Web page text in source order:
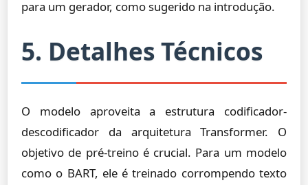
para um gerador, como sugerido na introdução.
5. Detalhes Técnicos
O modelo aproveita a estrutura codificador-
descodificador da arquitetura Transformer. O
objetivo de pré-treino é crucial. Para um modelo
como o BART, ele é treinado corrompendo texto